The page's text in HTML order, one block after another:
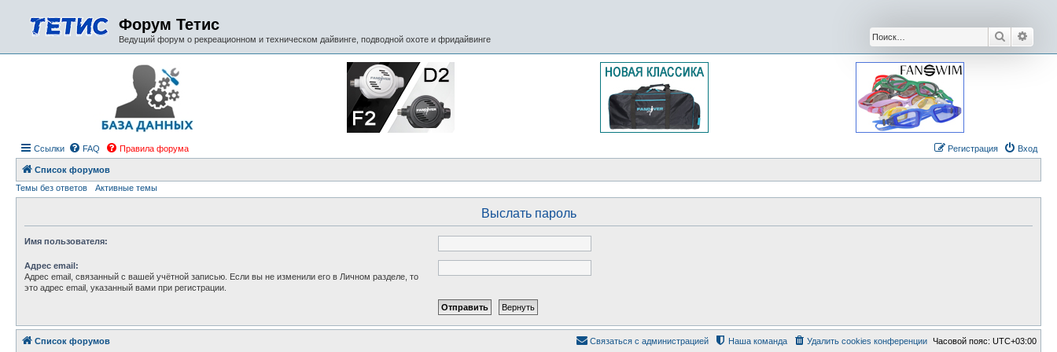
Форум Тетис
Ведущий форум о рекреационном и техническом дайвинге, подводной охоте и фридайвинге Поиск
Ссылки FAQ Правила форума Вход
Регистрация
Список форумов
Темы без ответов
Активные темы
Выслать пароль
Имя пользователя:
Адрес email:
Адрес email, связанный с вашей учётной записью. Если вы не изменили его в Личном разделе, то
это адрес email, указанный вами при регистрации.
Список форумов Часовой пояс: UTC+03:00
Удалить cookies конференции
Наша команда
Связаться с администрацией